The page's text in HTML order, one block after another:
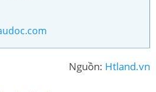
Nguồn: Htland.vn